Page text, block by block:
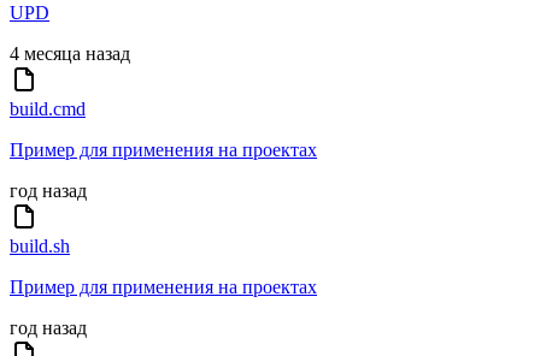
UPD
4 месяца назад
build.cmd
Пример для применения на проектах
год назад
build.sh
Пример для применения на проектах
год назад